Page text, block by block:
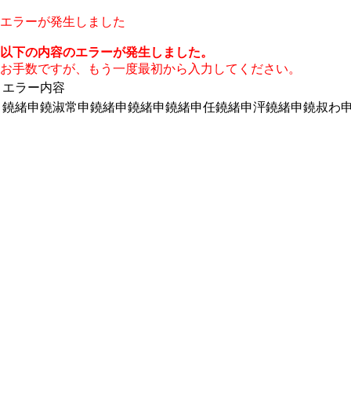
エラーが発生しました
以下の内容のエラーが発生しました。
お手数ですが、もう一度最初から入力してください。
エラー内容
鐃緒申鐃淑常申鐃緒申鐃緒申鐃緒申任鐃緒申泙鐃緒申鐃叔わ